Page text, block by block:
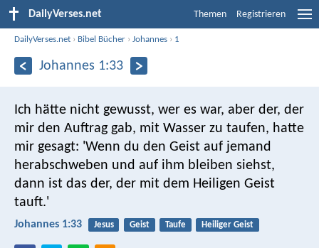
DailyVerses.net Themen Registrieren
DailyVerses.net › Bibel Bücher ›Johannes › 1
Johannes 1:33
Ich hätte nicht gewusst, wer es war, aber der, der
mir den Auftrag gab, mit Wasser zu taufen, hatte
mir gesagt: 'Wenn du den Geist auf jemand
herabschweben und auf ihm bleiben siehst,
dann ist das der, der mit dem Heiligen Geist
tauft.'
Johannes 1:33 Jesus Geist Taufe Heiliger Geist